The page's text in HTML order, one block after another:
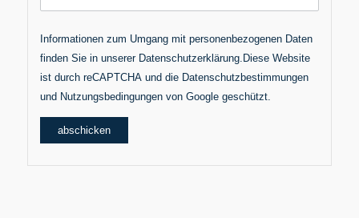
Informationen zum Umgang mit personenbezogenen Daten
finden Sie in unserer Datenschutzerklärung.Diese Website
ist durch reCAPTCHA und die Datenschutzbestimmungen
und Nutzungsbedingungenvon Google geschützt.